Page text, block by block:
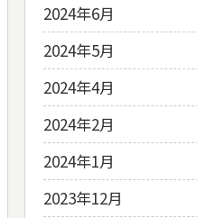
2024年6月
2024年5月
2024年4月
2024年2月
2024年1月
2023年12月